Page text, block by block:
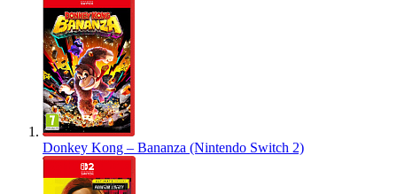
Donkey Kong – Bananza (Nintendo Switch 2)